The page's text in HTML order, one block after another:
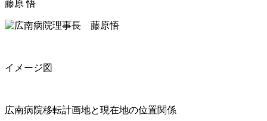
藤原 悟
イメージ図
広南病院移転計画地と現在地の位置関係